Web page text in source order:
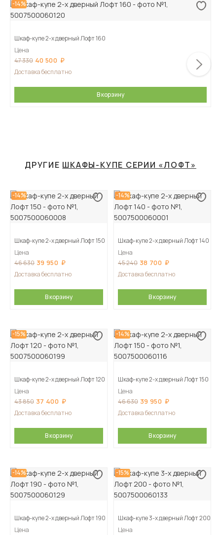
-14%
Шкаф-купе 2-х дверный Лофт 160
Цена
47 330 40 500
Доставка бесплатно
В корзину
ДРУГИЕ ШКАФЫ-КУПЕ СЕРИИ «ЛОФТ»
-14%
Шкаф-купе 2-х дверный Лофт 150
Цена
46 630 39 950
Доставка бесплатно
В корзину
-14%
Шкаф-купе 2-х дверный Лофт 140
Цена
45 240 38 700
Доставка бесплатно
В корзину
-15%
Шкаф-купе 2-х дверный Лофт 120
Цена
43 850 37 400
Доставка бесплатно
В корзину
-14%
Шкаф-купе 2-х дверный Лофт 150
Цена
46 630 39 950
Доставка бесплатно
В корзину
-14%
Шкаф-купе 2-х дверный Лофт 190
Цена
-15%
Шкаф-купе 3-х дверный Лофт 200
Цена